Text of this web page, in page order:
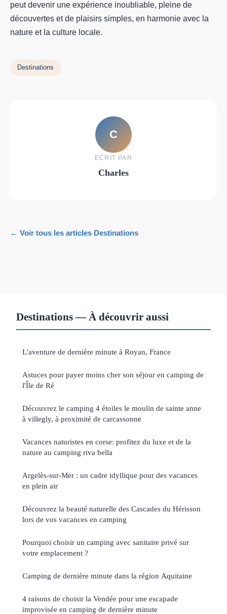
peut devenir une expérience inoubliable, pleine de
découvertes et de plaisirs simples, en harmonie avec la
nature et la culture locale.
Destinations
C
ECRIT PAR
Charles
← Voir tous les articles Destinations
Destinations — À découvrir aussi
L'aventure de dernière minute à Royan, France
Astuces pour payer moins cher son séjour en camping de
l'Île de Ré
Découvrez le camping 4 étoiles le moulin de sainte anne
à villegly, à proximité de carcassonne
Vacances naturistes en corse: profitez du luxe et de la
nature au camping riva bella
Argelès-sur-Mer : un cadre idyllique pour des vacances
en plein air
Découvrez la beauté naturelle des Cascades du Hérisson
lors de vos vacances en camping
Pourquoi choisir un camping avec sanitaire privé sur
votre emplacement ?
Camping de dernière minute dans la région Aquitaine
4 raisons de choisir la Vendée pour une escapade
improvisée en camping de dernière minute